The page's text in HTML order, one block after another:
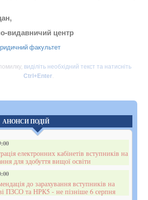
видавничий центр
факультет
виділіть необхідний текст та натисніть
Ctrl+Enter.
АНОНСИ ПОДІЙ
електронних кабінетів вступників на
для здобуття вищої освіти
до зарахування вступників на
ПЗСО та НРК5 - не пізніше 6 серпня